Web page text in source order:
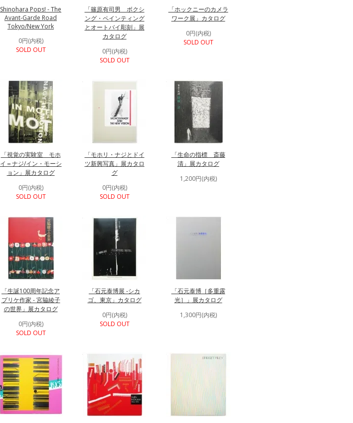
Shinohara Pops! - The
Avant-Garde Road
Tokyo/New York
0円(内税)
SOLD OUT
「篠原有司男 ボクシ
ング・ペインティング
とオートバイ彫刻」展
カタログ
0円(内税)
SOLD OUT
「ホックニーのカメラ
ワーク展」カタログ
0円(内税)
SOLD OUT
「視覚の実験室 モホ
イ＝ナジ/イン・モーシ
ョン」展カタログ
0円(内税)
SOLD OUT
「モホリ・ナジとドイ
ツ新興写真」展カタロ
グ
0円(内税)
SOLD OUT
「生命の指標 斎藤
清」展カタログ
1,200円(内税)
「生誕100周年記念ア
プリケ作家 - 宮脇綾子
の世界」展カタログ
0円(内税)
SOLD OUT
「石元泰博展 -シカ
ゴ、東京」カタログ
0円(内税)
SOLD OUT
「石元泰博［多重露
光］」展カタログ
1,300円(内税)